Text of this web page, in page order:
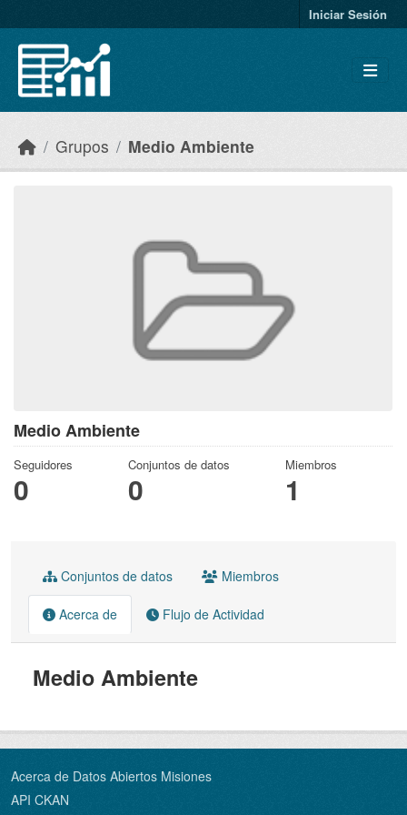
Iniciar Sesión
Grupos Medio Ambiente
Medio Ambiente
Seguidores
0
Conjuntos de datos
0
Miembros
1
Conjuntos de datos Miembros
Acerca de Flujo de Actividad
Medio Ambiente
Acerca de Datos Abiertos Misiones
API CKAN